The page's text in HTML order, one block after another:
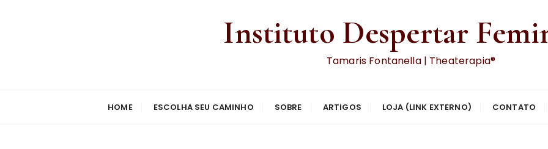
Instituto Despertar
Tamaris Fontanella | Theaterapia®
HOME ESCOLHA SEU CAMINHO SOBRE ARTIGOS LOJA (LINK EXTERNO) CONTATO